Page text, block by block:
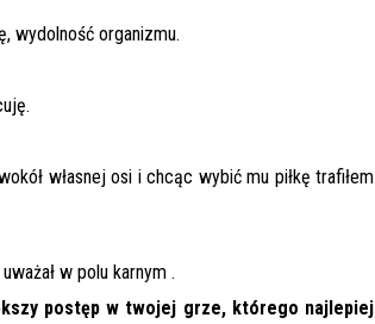
wydolność organizmu.
własnej osi i chcąc wybić mu piłkę trafiłem
w polu karnym .
postęp w twojej grze, którego najlepiej